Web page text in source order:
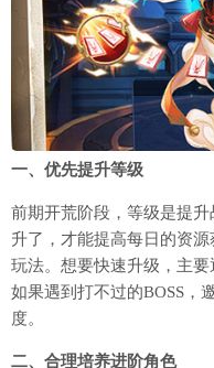
一、优先提升等级
前期开荒阶段，等级是提
升了，才能提高每日的资
玩法。想要快速升级，主要
如果遇到打不过的BOSS，
度。
二、合理培养进阶角色